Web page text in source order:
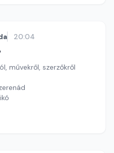
20:04
művekről, szerzőkről